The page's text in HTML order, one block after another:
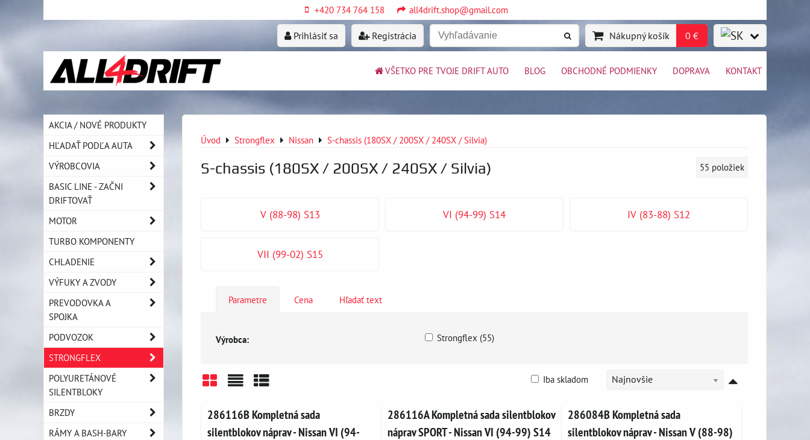
+420 734 764 158 all4drift.shop@gmail.com
Prihlásiť sa Registrácia Nákupný košík 0 €
VŠETKO PRE TVOJE DRIFT AUTO BLOG OBCHODNÉ PODMIENKY DOPRAVA KONTAKT
Úvod Strongflex Nissan S-chassis (180SX / 200SX / 240SX / Silvia)
S-chassis (180SX / 200SX / 240SX / Silvia) 55 položiek
V (88-98) S13 VI (94-99) S14 IV (83-88) S12
VII (99-02) S15
Parametre Cena Hľadať text
Výrobca: Strongflex (55)
Najnovšie
Iba skladom
286116B Kompletná sada
silentblokov náprav - Nissan VI (94-
286116A Kompletná sada silentblokov
náprav SPORT - Nissan VI (94-99) S14
286084B Kompletná sada
silentblokov náprav - Nissan V (88-98)
AKCIA / NOVÉ PRODUKTY
HĽADAŤ PODĽA AUTA
VÝROBCOVIA
BASIC LINE - ZAČNI
DRIFTOVAŤ
MOTOR
TURBO KOMPONENTY
CHLADENIE
VÝFUKY A ZVODY
PREVODOVKA A
SPOJKA
PODVOZOK
STRONGFLEX
POLYURETÁNOVÉ
SILENTBLOKY
BRZDY
RÁMY A BASH-BARY